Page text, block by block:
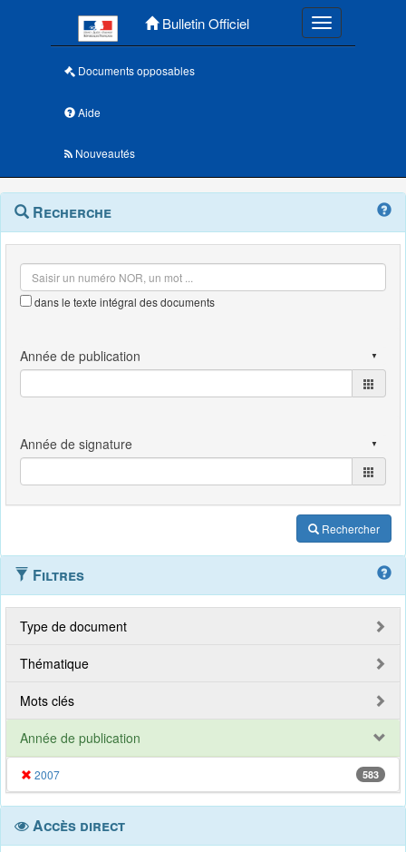
Bulletin Officiel Toggle
Documents opposables
Aide
Nouveautés
Navigation
outils
Menu
contextuel
Recherche
dans le texte intégral des documents
Rechercher
Filtres
Type de document
Thématique
Mots clés
Année de publication
2007 583
Accès direct